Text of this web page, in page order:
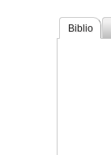
Biblio